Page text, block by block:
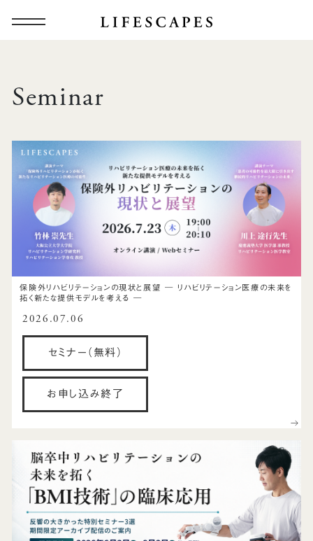
Seminar
保険外リハビリテーションの現状と展望 ― リハビリテーション医療の未来を
拓く新たな提供モデルを考える ―
2026.07.06
セミナー（無料）
お申し込み終了